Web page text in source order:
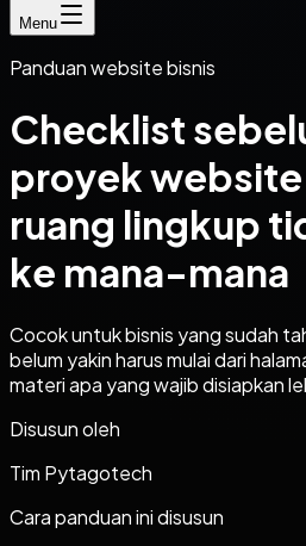
Menu
Panduan website bisnis
Checklist
proyek website
ruang lingkup
ke mana-mana
Cocok untuk bisnis yang sudah
belum yakin harus mulai dari
materi apa yang wajib disiapkan
Disusun oleh
Tim Pytagotech
Cara panduan ini disusun